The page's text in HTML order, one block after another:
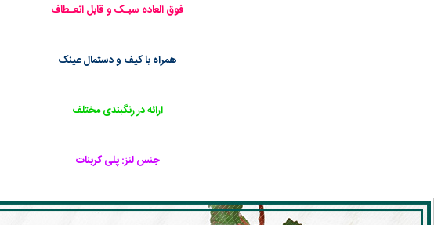
فوق العاده سبـک و قابل انعـطاف
همراه با کیف و دستمال عینک
ارائه در رنگبندی مختلف
جنس لنز: پلی کربنات